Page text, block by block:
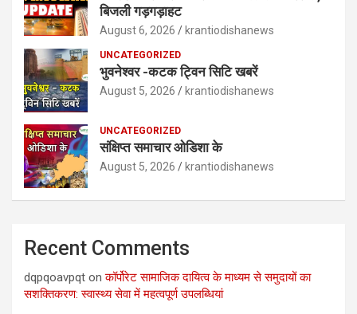
बिजली गड़गड़ाहट
August 6, 2026 krantiodishanews
UNCATEGORIZED
भुवनेश्वर -कटक ट्विन सिटि खबरें
August 5, 2026 krantiodishanews
UNCATEGORIZED
संक्षिप्त समाचार ओडिशा के
August 5, 2026 krantiodishanews
Recent Comments
dqpqoavpqt onकॉर्पोरेट सामाजिक दायित्व के माध्यम से समुदायों का
सशक्तिकरण: स्वास्थ्य सेवा में महत्वपूर्ण उपलब्धियां